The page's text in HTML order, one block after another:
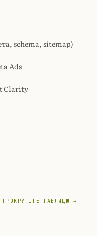
schema, sitemap)
Ads
Clarity
ПРОКРУТІТЬ ТАБЛИЦЮ →